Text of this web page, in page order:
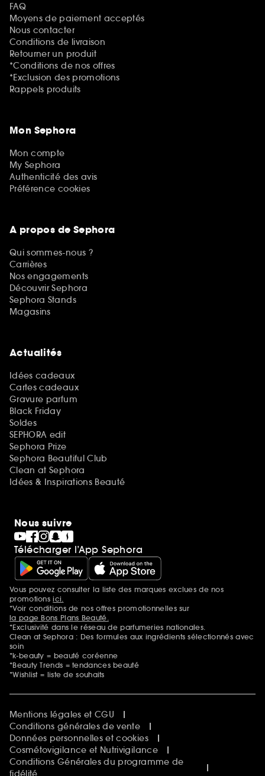
FAQ
Moyens de paiement acceptés
Nous contacter
Conditions de livraison
Retourner un produit
*Conditions de nos offres
*Exclusion des promotions
Rappels produits
Mon Sephora
Mon compte
My Sephora
Authenticité des avis
Préférence cookies
A propos de Sephora
Qui sommes-nous ?
Carrières
Nos engagements
Découvrir Sephora
Sephora Stands
Magasins
Actualités
Idées cadeaux
Cartes cadeaux
Gravure parfum
Black Friday
Soldes
SEPHORA edit
Sephora Prize
Sephora Beautiful Club
Clean at Sephora
Idées & Inspirations Beauté
Nous suivre
Télécharger l’App Sephora
Mentions additionnelles
Vous pouvez consulter la liste des marques exclues de nos
promotionsici.
*Voir conditions de nos offres promotionnelles sur
la page Bons Plans Beauté.
*Exclusivité dans le réseau de parfumeries nationales.
Clean at Sephora : Des formules aux ingrédients sélectionnés avec
soin
*k-beauty = beauté coréenne
*Beauty Trends = tendances beauté
*Wishlist = liste de souhaits
Mentions légales et CGU
Conditions générales de vente
Données personnelles et cookies
Cosmétovigilance et Nutrivigilance
Conditions Générales du programme de
fidélité